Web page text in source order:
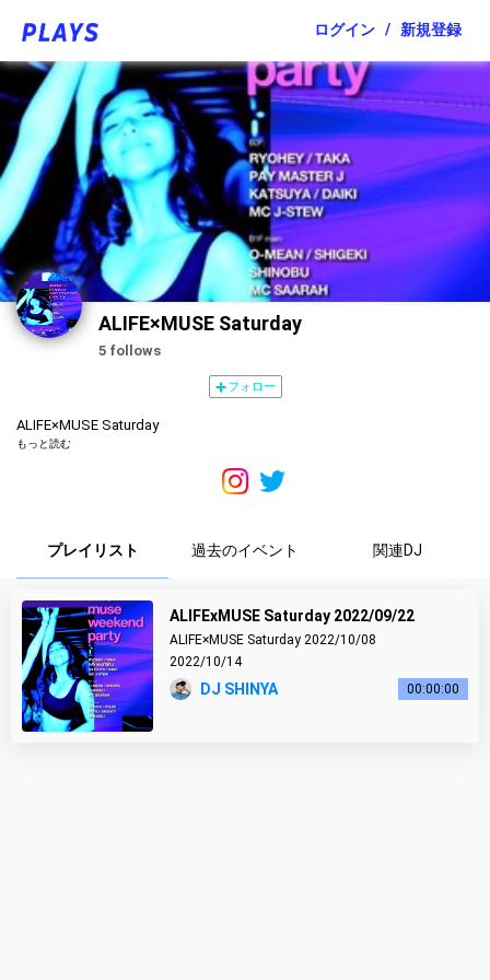
ログイン / 新規登録
ALIFE×MUSE Saturday
5 follows
フォロー
ALIFE×MUSE Saturday
もっと読む
プレイリスト 過去のイベント 関連DJ
ALIFExMUSE Saturday 2022/09/22
ALIFE×MUSE Saturday 2022/10/08
2022/10/14
DJ SHINYA 00:00:00